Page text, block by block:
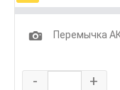
1
Перемычка
- +